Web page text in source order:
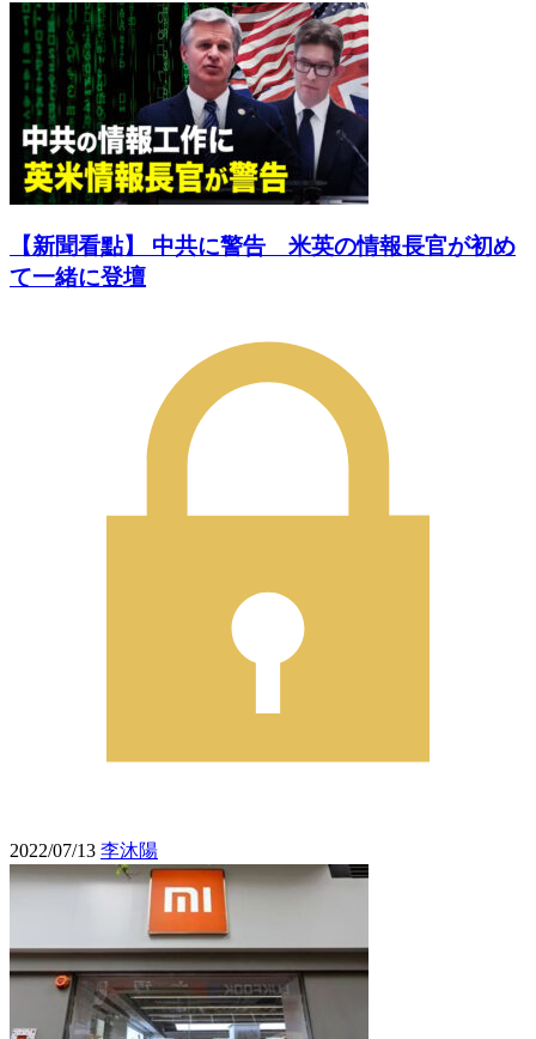
【新聞看點】 中共に警告 米英の情報長官が初め
て一緒に登壇
2022/07/13 李沐陽